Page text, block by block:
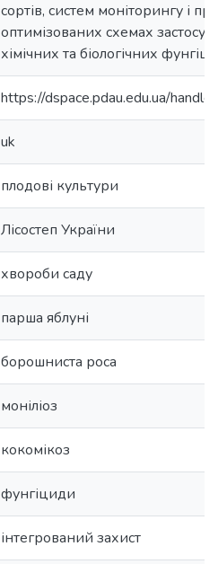
сортів, систем моніторингу і
оптимізованих схемах
хімічних та біологічних
https://dspace.pdau.edu.ua/
uk
плодові культури
Лісостеп України
хвороби саду
парша яблуні
борошниста роса
моніліоз
кокомікоз
фунгіциди
інтегрований захист